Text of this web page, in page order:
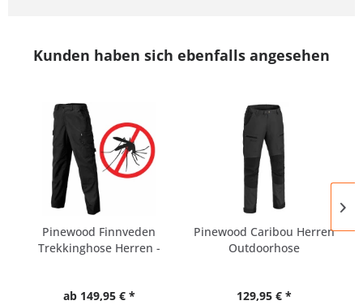
Kunden haben sich ebenfalls angesehen
Pinewood Finnveden
Trekkinghose Herren -
ab 149,95 € *
Pinewood Caribou Herren
Outdoorhose
129,95 € *